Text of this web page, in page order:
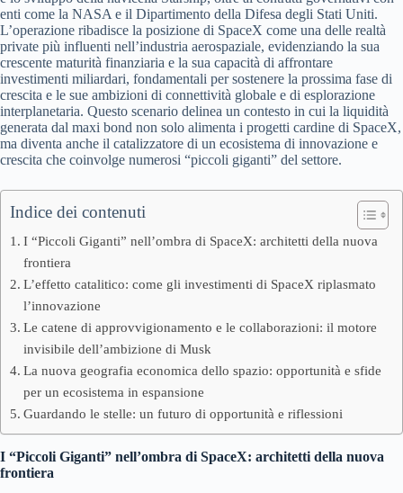
enti come la NASA e il Dipartimento della Difesa degli Stati Uniti.
L’operazione ribadisce la posizione di SpaceX come una delle realtà
private più influenti nell’industria aerospaziale, evidenziando la sua
crescente maturità finanziaria e la sua capacità di affrontare
investimenti miliardari, fondamentali per sostenere la prossima fase di
crescita e le sue ambizioni di connettività globale e di esplorazione
interplanetaria. Questo scenario delinea un contesto in cui la liquidità
generata dal maxi bond non solo alimenta i progetti cardine di SpaceX,
ma diventa anche il catalizzatore di un ecosistema di innovazione e
crescita che coinvolge numerosi “piccoli giganti” del settore.
Indice dei contenuti
I “Piccoli Giganti” nell’ombra di SpaceX: architetti della nuova
frontiera
L’effetto catalitico: come gli investimenti di SpaceX riplasmato
l’innovazione
Le catene di approvvigionamento e le collaborazioni: il motore
invisibile dell’ambizione di Musk
La nuova geografia economica dello spazio: opportunità e sfide
per un ecosistema in espansione
Guardando le stelle: un futuro di opportunità e riflessioni
I “Piccoli Giganti” nell’ombra di SpaceX: architetti della nuova
frontiera